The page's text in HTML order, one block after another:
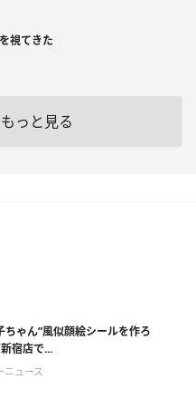
視てきた
っと見る
ちゃん”風似顔絵シールを作ろ
宿店で...
ニュース